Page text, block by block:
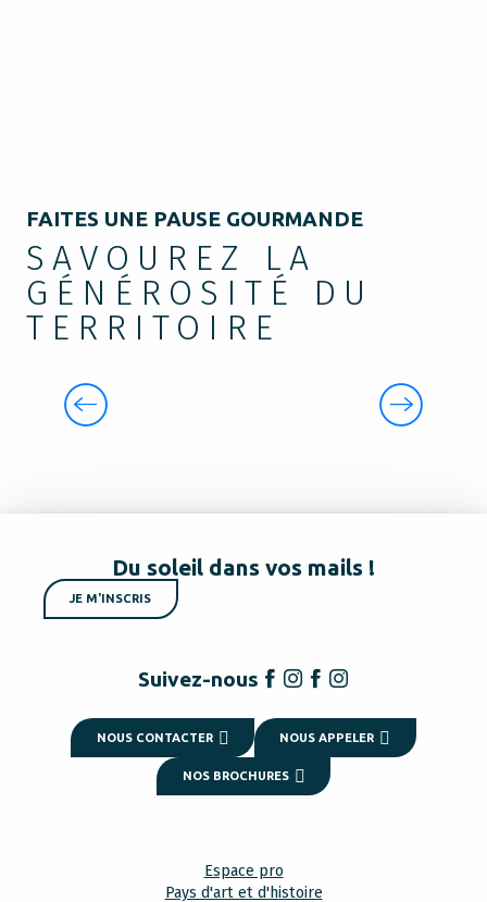
FAITES UNE PAUSE GOURMANDE
SAVOUREZ LA
GÉNÉROSITÉ DU
TERRITOIRE
Du soleil dans vos mails !
JE M'INSCRIS
Suivez-nous
NOUS CONTACTER NOUS APPELER
NOS BROCHURES
Espace pro
Pays d'art et d'histoire